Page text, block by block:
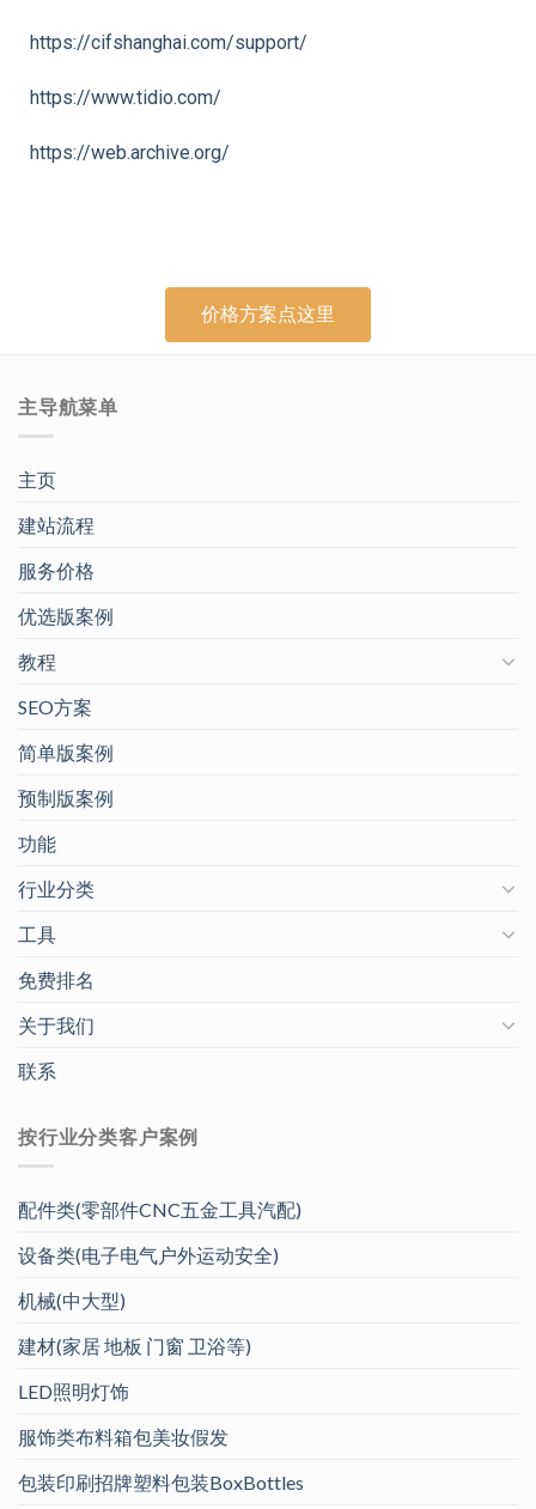
https://cifshanghai.com/support/
https://www.tidio.com/
https://web.archive.org/
价格方案点这里
主导航菜单
主页
建站流程
服务价格
优选版案例
教程
SEO方案
简单版案例
预制版案例
功能
行业分类
工具
免费排名
关于我们
联系
按行业分类客户案例
配件类(零部件CNC五金工具汽配)
设备类(电子电气户外运动安全)
机械(中大型)
建材(家居 地板 门窗 卫浴等)
LED照明灯饰
服饰类布料箱包美妆假发
包装印刷招牌塑料包装BoxBottles